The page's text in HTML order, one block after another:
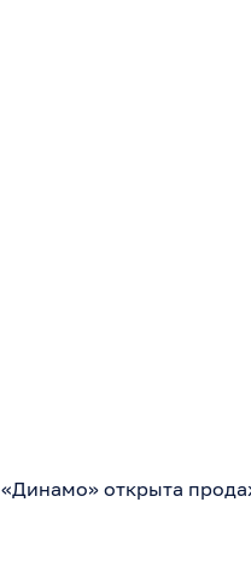
открыта